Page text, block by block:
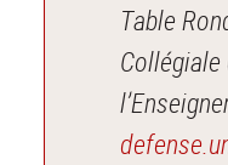
Table